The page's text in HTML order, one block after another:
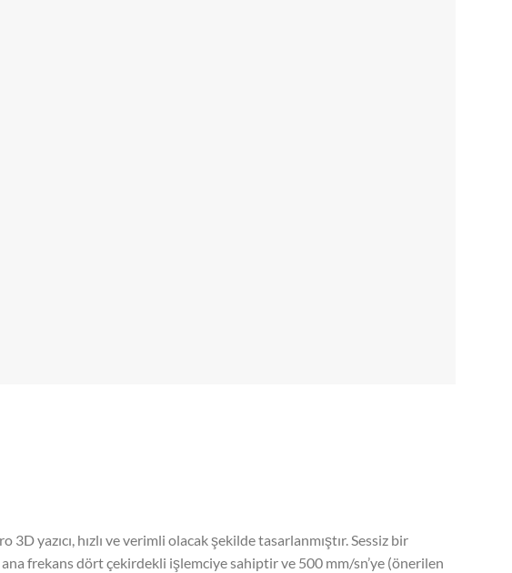
3D yazıcı, hızlı ve verimli olacak şekilde tasarlanmıştır. Sessiz bir
frekans dört çekirdekli işlemciye sahiptir ve 500 mm/sn’ye (önerilen